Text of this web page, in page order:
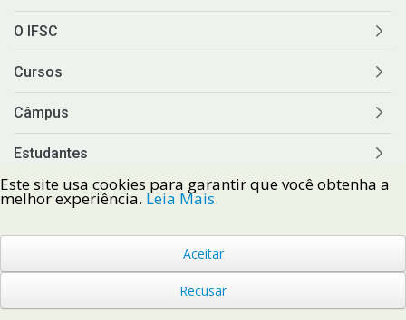
O IFSC
Cursos
Câmpus
Estudantes
Comunidade
Comunicação
Este site usa cookies para garantir que você obtenha a
melhor experiência. Leia Mais.
Aceitar
Recusar